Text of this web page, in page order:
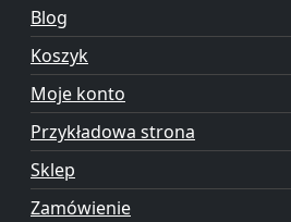
Blog
Koszyk
Moje konto
Przykładowa strona
Sklep
Zamówienie